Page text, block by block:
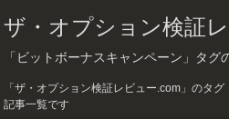
ザ・オプション検証
「ビットボーナスキャンペーン」タグ
「ザ・オプション検証レビュー.com」のタ
記事一覧です